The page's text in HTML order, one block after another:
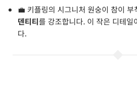
💼 키플링의 시그니처 원숭이 참이 부
덴티티를 강조합니다. 이 작은 디테일
다.